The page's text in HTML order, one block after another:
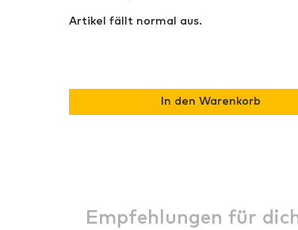
Artikel fällt normal aus.
In den Warenkorb
Empfehlungen für